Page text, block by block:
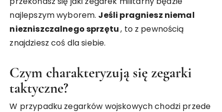
najlepszym wyborem. Jeśli pragniesz niemal
niezniszczalnego sprzętu, to z pewnością
znajdziesz coś dla siebie.
Czym charakteryzują się zegarki
taktyczne?
W przypadku zegarków wojskowych chodzi przede